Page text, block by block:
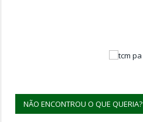
NÃO ENCONTROU O QUE QUERIA?